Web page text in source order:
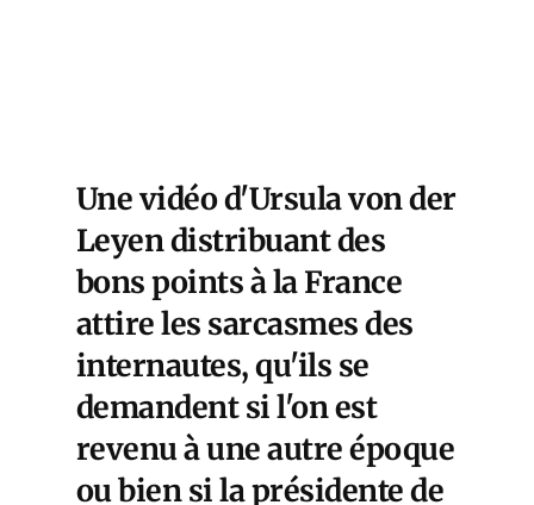
Une vidéo d'Ursula von der
Leyen distribuant des
bons points à la France
attire les sarcasmes des
internautes, qu'ils se
demandent si l'on est
revenu à une autre époque
ou bien si la présidente de